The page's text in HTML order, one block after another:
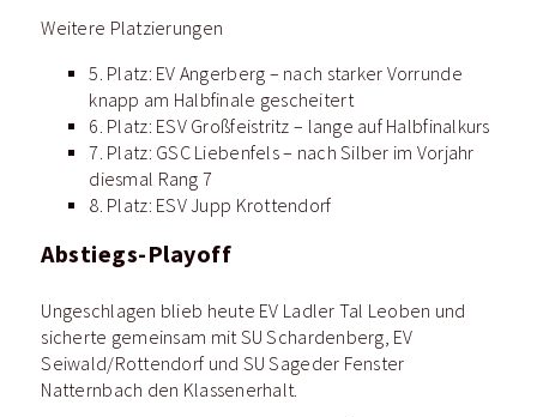
Weitere Platzierungen
5. Platz: EV Angerberg – nach starker Vorrunde
knapp am Halbfinale gescheitert
6. Platz: ESV Großfeistritz – lange auf Halbfinalkurs
7. Platz: GSC Liebenfels – nach Silber im Vorjahr
diesmal Rang 7
8. Platz: ESV Jupp Krottendorf
Abstiegs-Playoff
Ungeschlagen blieb heute EV Ladler Tal Leoben und
sicherte gemeinsam mit SU Schardenberg, EV
Seiwald/Rottendorf und SU Sageder Fenster
Natternbach den Klassenerhalt.